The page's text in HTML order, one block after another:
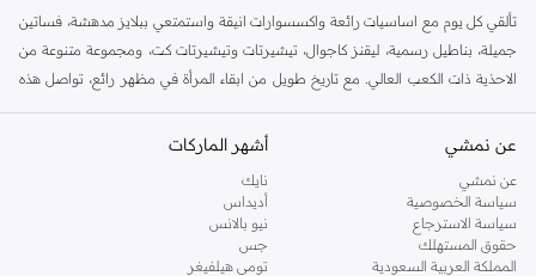
تألقي كل يوم مع اساسيات رائعة واكسسوارات انيقة واستمتعي ببلايز مدهشة، فساتين
جميلة، بناطيل رسمية، ليقنز كاجوال، تيشيرتات وتيشيرتات كت، ومجموعة متنوعة من
الاحذية ذات الكعب العالي. مع تاريخ طويل من ابقاء المرأة في مظهر رائع، تواصل هذه
كنت تقومين بتجديد خزانة ملابسك الملائمة للعمل، البحث عن فستان مثالي للحفلات او
اليه.
تسوقي دوروثي بيركنز اون لاين مسقط
تسوقي دوروثي بيركنز اون لاين من نمشي واستمتعي باكثر من الف ستايل من مجموعة
عن نمشي
عن نمشي
سياسة الخصوصية
سياسة الاسترجاع
حقوق المستهلك
المملكة العربية السعودية
أشهر الماركات
نايك
أديداس
نيو بالانس
جس
تومي هيلفيغر